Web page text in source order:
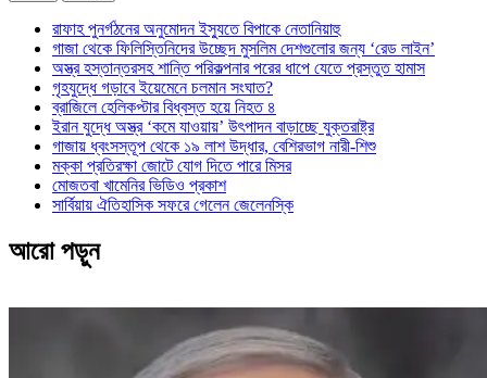
রাফাহ পুনর্গঠনের অনুমোদন ইস্যুতে বিপাকে নেতানিয়াহু
গাজা থেকে ফিলিস্তিনিদের উচ্ছেদ মুসলিম দেশগুলোর জন্য ‘রেড লাইন’
অস্ত্র হস্তান্তরসহ শান্তি পরিকল্পনার পরের ধাপে যেতে প্রস্তুত হামাস
গৃহযুদ্ধে গড়াবে ইয়েমেনে চলমান সংঘাত?
ব্রাজিলে হেলিকপ্টার বিধ্বস্ত হয়ে নিহত ৪
ইরান যুদ্ধে অস্ত্র ‘কমে যাওয়ায়’ উৎপাদন বাড়াচ্ছে যুক্তরাষ্ট্র
গাজায় ধ্বংসস্তূপ থেকে ১৯ লাশ উদ্ধার, বেশিরভাগ নারী-শিশু
মক্কা প্রতিরক্ষা জোটে যোগ দিতে পারে মিসর
মোজতবা খামেনির ভিডিও প্রকাশ
সার্বিয়ায় ঐতিহাসিক সফরে গেলেন জেলেনস্কি
আরো পড়ুন